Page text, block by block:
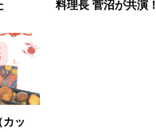
料理長 菅沼が共演！
カッ